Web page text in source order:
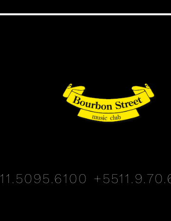
11.5095.6100